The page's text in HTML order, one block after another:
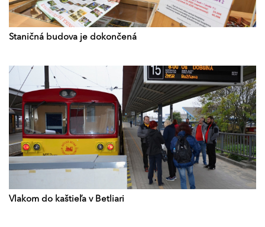
Staničná budova je dokončená
Vlakom do kaštieľa v Betliari